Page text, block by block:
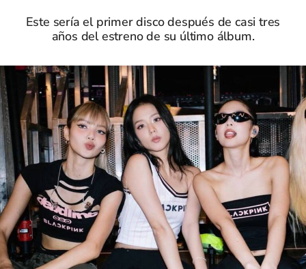
Este sería el primer disco después de casi tres
años del estreno de su último álbum.